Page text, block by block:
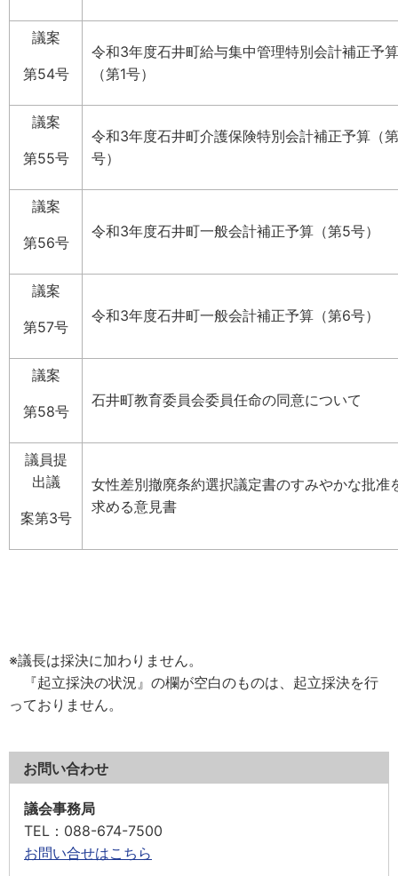
議案
第54号
令和3年度石井町給与集中管理特別会計補正予算
（第1号）
議案
第55号
令和3年度石井町介護保険特別会計補正予算（
号）
議案
第56号
令和3年度石井町一般会計補正予算（第5号）
議案
第57号
令和3年度石井町一般会計補正予算（第6号）
議案
第58号
石井町教育委員会委員任命の同意について
議員提
出議
案第3号
女性差別撤廃条約選択議定書のすみやかな批准
求める意見書
※議長は採決に加わりません。
『起立採決の状況』の欄が空白のものは、起立採決を行
っておりません。
お問い合わせ
議会事務局
TEL ：088-674-7500
お問い合せはこちら